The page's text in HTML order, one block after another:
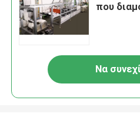
που
Να